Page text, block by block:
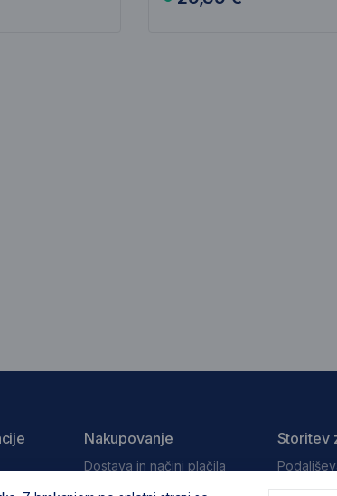
Nakupovanje
Dostava in načini plačila
Storitev